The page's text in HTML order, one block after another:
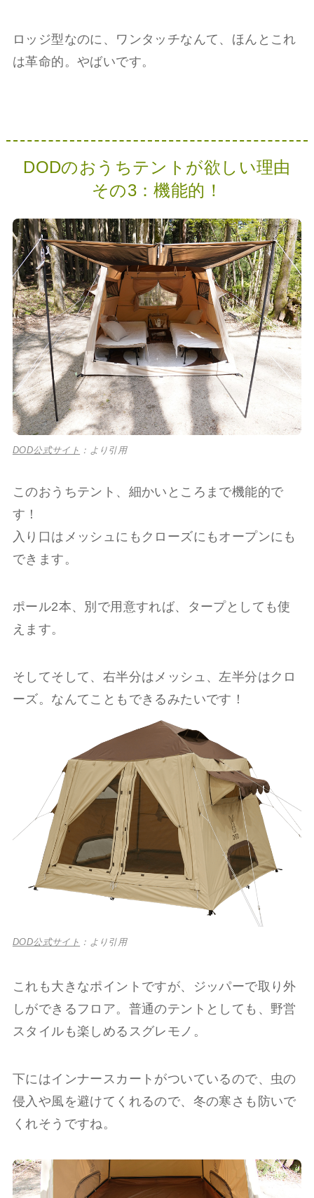
ロッジ型なのに、ワンタッチなんて、ほんとこれ
は革命的。やばいです。
DODのおうちテントが欲しい理由
その3：機能的！
DOD公式サイト ：より引用
このおうちテント、細かいところまで機能的で
す！
入り口はメッシュにもクローズにもオープンにも
できます。
ポール2本、別で用意すれば、タープとしても使
えます。
そしてそして、右半分はメッシュ、左半分はクロ
ーズ。なんてこともできるみたいです！
DOD公式サイト ：より引用
これも大きなポイントですが、ジッパーで取り外
しができるフロア。普通のテントとしても、野営
スタイルも楽しめるスグレモノ。
下にはインナースカートがついているので、虫の
侵入や風を避けてくれるので、冬の寒さも防いで
くれそうですね。